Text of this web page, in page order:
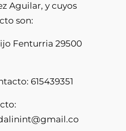
Aguilar, y cuyos
son:
Fenturria 29500
615439351